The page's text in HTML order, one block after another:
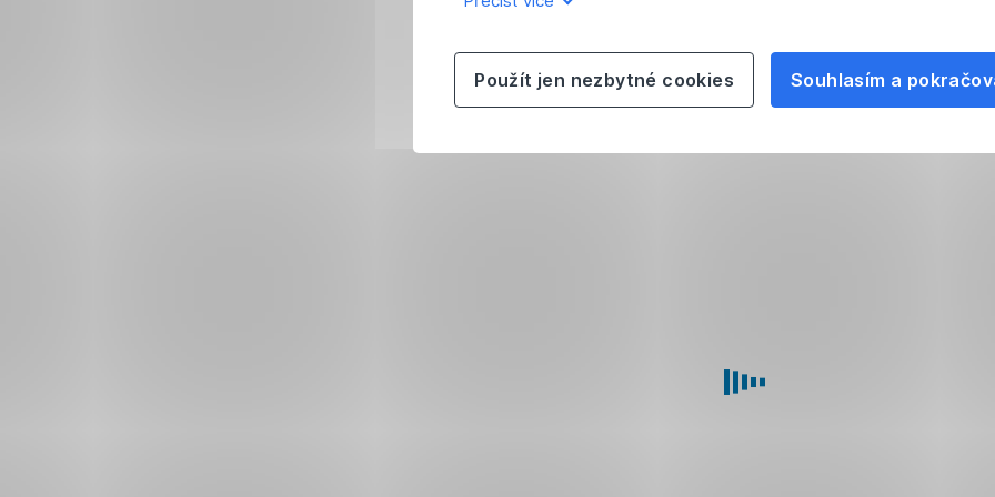
Souhlasím a
Použít jen nezbytné cookies